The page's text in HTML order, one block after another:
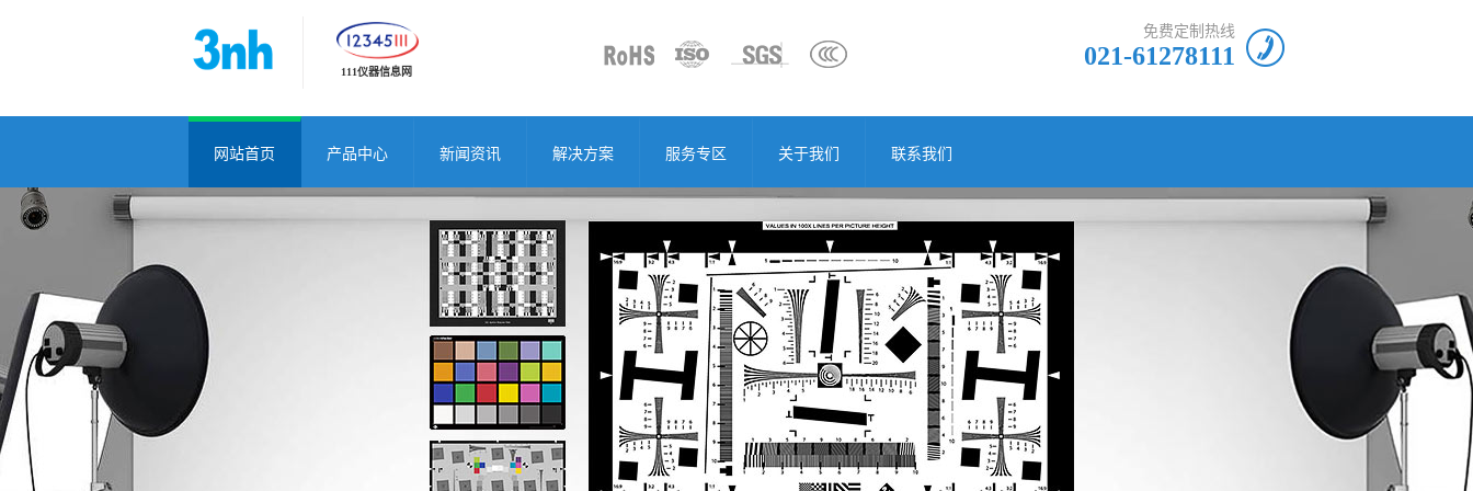
111仪器信息网
免费定制热线
021-61278111
网站首页 产品中心 新闻资讯 解决方案 服务专区 关于我们 联系我们